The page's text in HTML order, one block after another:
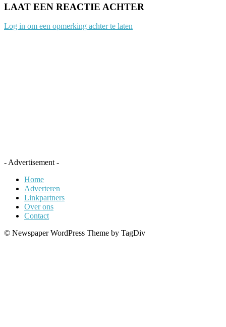
LAAT EEN REACTIE ACHTER
Log in om een opmerking achter te laten
- Advertisement -
Home
Adverteren
Linkpartners
Over ons
Contact
© Newspaper WordPress Theme by TagDiv